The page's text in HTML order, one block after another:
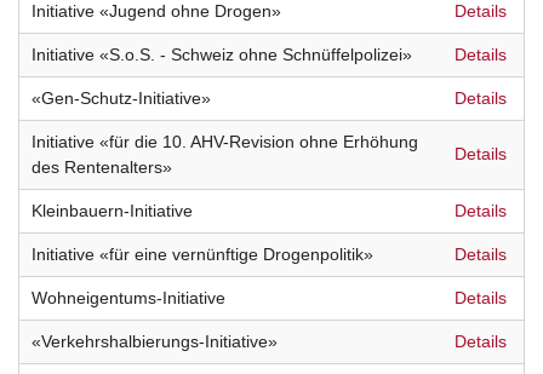
Initiative «Jugend ohne Drogen» Details
Initiative «S.o.S. - Schweiz ohne Schnüffelpolizei» Details
«Gen-Schutz-Initiative» Details
Initiative «für die 10. AHV-Revision ohne Erhöhung
des Rentenalters»
Details
Kleinbauern-Initiative Details
Initiative «für eine vernünftige Drogenpolitik» Details
Wohneigentums-Initiative Details
«Verkehrshalbierungs-Initiative» Details